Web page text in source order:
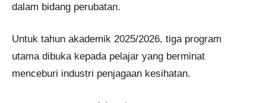
dalam bidang perubatan.
Untuk tahun akademik 2025/2026, tiga program
utama dibuka kepada pelajar yang berminat
menceburi industri penjagaan kesihatan.